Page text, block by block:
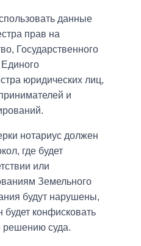
данные
прав на
Государственного
Единого
юридических лиц,
и
нотариус должен
где будет
или
Земельного
будут нарушены,
будет конфисковать
решению суда.